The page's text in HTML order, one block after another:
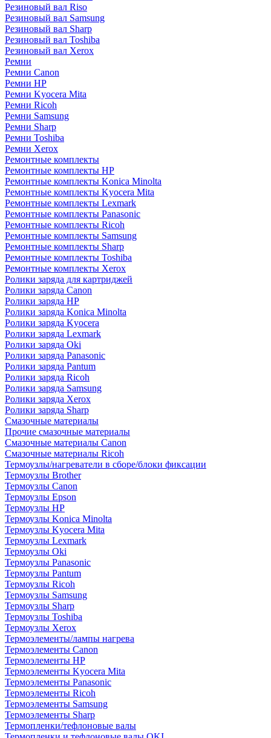
Резиновый вал Riso
Резиновый вал Samsung
Резиновый вал Sharp
Резиновый вал Toshiba
Резиновый вал Xerox
Ремни
Ремни Canon
Ремни HP
Ремни Kyocera Mita
Ремни Ricoh
Ремни Samsung
Ремни Sharp
Ремни Toshiba
Ремни Xerox
Ремонтные комплекты
Ремонтные комплекты HP
Ремонтные комплекты Konica Minolta
Ремонтные комплекты Kyocera Mita
Ремонтные комплекты Lexmark
Ремонтные комплекты Panasonic
Ремонтные комплекты Ricoh
Ремонтные комплекты Samsung
Ремонтные комплекты Sharp
Ремонтные комплекты Toshiba
Ремонтные комплекты Xerox
Ролики заряда для картриджей
Ролики заряда Canon
Ролики заряда HP
Ролики заряда Konica Minolta
Ролики заряда Kyocera
Ролики заряда Lexmark
Ролики заряда Oki
Ролики заряда Panasonic
Ролики заряда Pantum
Ролики заряда Ricoh
Ролики заряда Samsung
Ролики заряда Xerox
Ролики заряда Sharp
Смазочные материалы
Прочие смазочные материалы
Смазочные материалы Canon
Смазочные материалы Ricoh
Термоузлы/нагреватели в сборе/блоки фиксации
Термоузлы Brother
Термоузлы Canon
Термоузлы Epson
Термоузлы HP
Термоузлы Konica Minolta
Термоузлы Kyocera Mita
Термоузлы Lexmark
Термоузлы Oki
Термоузлы Panasonic
Термоузлы Pantum
Термоузлы Ricoh
Термоузлы Samsung
Термоузлы Sharp
Термоузлы Toshiba
Термоузлы Xerox
Термоэлементы/лампы нагрева
Термоэлементы Canon
Термоэлементы HP
Термоэлементы Kyocera Mita
Термоэлементы Panasonic
Термоэлементы Ricoh
Термоэлементы Samsung
Термоэлементы Sharp
Термопленки/тефлоновые валы